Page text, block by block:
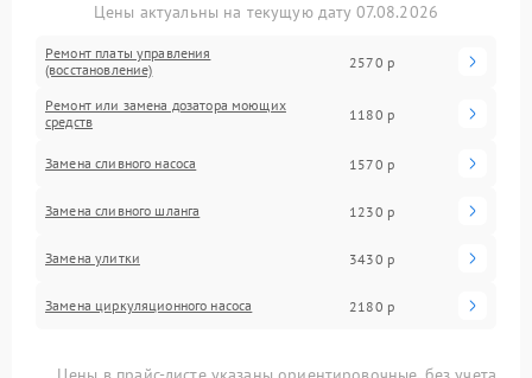
Цены актуальны на текущую дату 07.08.2026
Ремонт платы управления
(восстановление)
2570 р
Ремонт или замена дозатора моющих
средств
1180 р
Замена сливного насоса 1570 р
Замена сливного шланга 1230 р
Замена улитки 3430 р
Замена циркуляционного насоса 2180 р